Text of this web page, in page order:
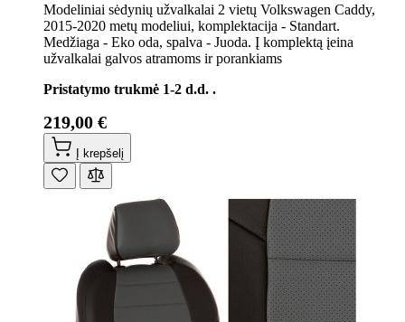
Modeliniai sėdynių užvalkalai 2 vietų Volkswagen Caddy,
2015-2020 metų modeliui, komplektacija - Standart.
Medžiaga - Eko oda, spalva - Juoda. Į komplektą įeina
užvalkalai galvos atramoms ir porankiams
Pristatymo trukmė 1-2 d.d. .
219,00 €
Į krepšelį